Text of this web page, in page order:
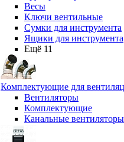
Весы
Ключи вентильные
Сумки для инструмента
Ящики для инструмента
Ещё 11
Комплектующие для
Вентиляторы
Комплектующие
Канальные вентиляторы